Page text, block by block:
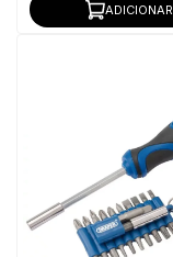
ADICIONAR